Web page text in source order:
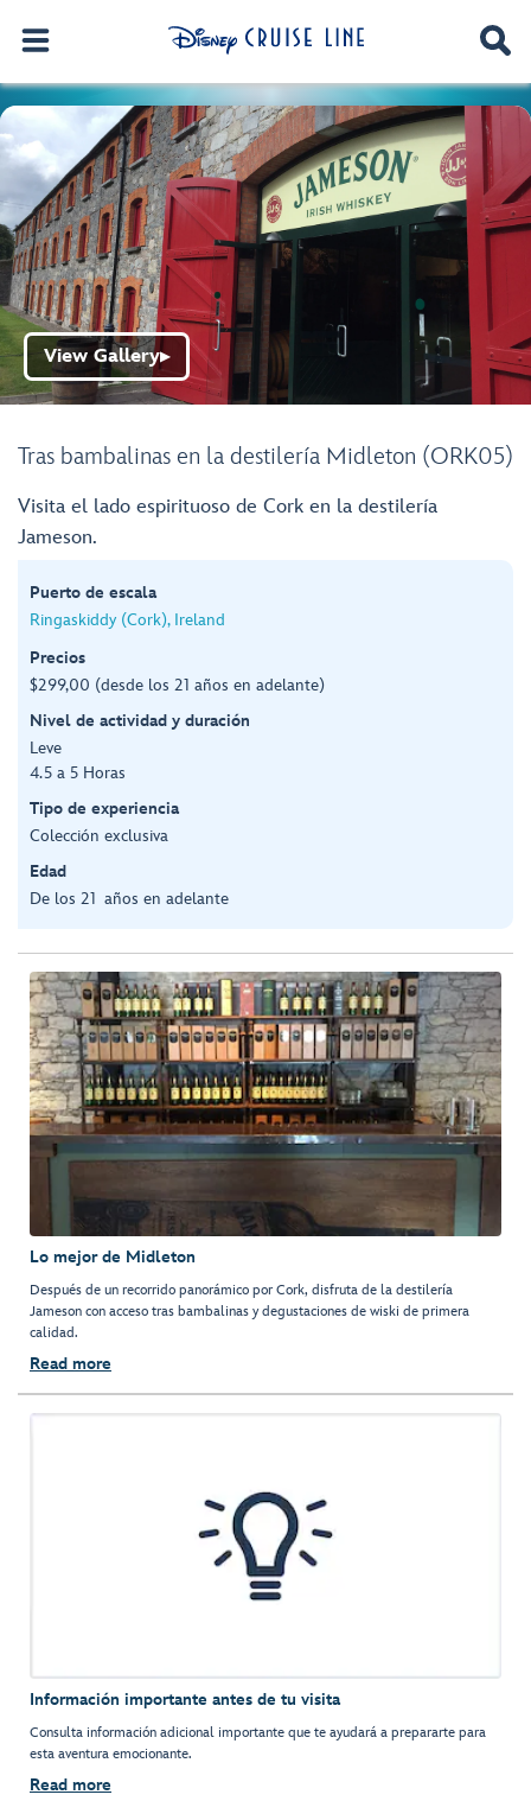
Tras bambalinas en la destilería Midleton (ORK05)
View Gallery▶
Visita el lado espirituoso de Cork en la destilería
Jameson.
Puerto de escala
Ringaskiddy (Cork), Ireland
Precios
$299,00 (desde los 21 años en adelante)
Nivel de actividad y duración
Leve
4.5 a 5 Horas
Tipo de experiencia
Colección exclusiva
Edad
De los 21 años en adelante
Lo mejor de Midleton
Después de un recorrido panorámico por Cork, disfruta de la destilería
Jameson con acceso tras bambalinas y degustaciones de wiski de primera
calidad.
Read more
Información importante antes de tu visita
Consulta información adicional importante que te ayudará a prepararte para
esta aventura emocionante.
Read more